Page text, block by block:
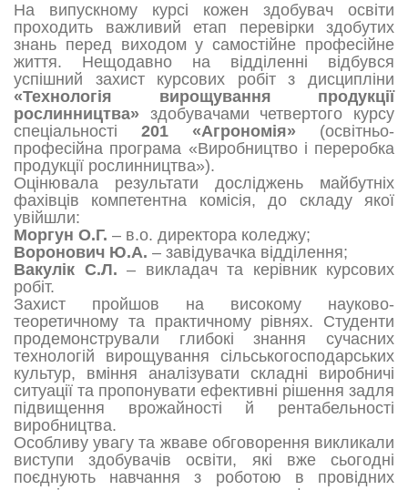
На випускному курсі кожен здобувач освіти
проходить важливий етап перевірки здобутих
знань перед виходом у самостійне професійне
життя. Нещодавно на відділенні відбувся
успішний захист курсових робіт з дисципліни
«Технологія вирощування продукції
рослинництва» здобувачами четвертого курсу
спеціальності 201 «Агрономія» (освітньо-
професійна програма «Виробництво і переробка
продукції рослинництва»).
Оцінювала результати досліджень майбутніх
фахівців компетентна комісія, до складу якої
увійшли:
Моргун О.Г. – в.о. директора коледжу;
Воронович Ю.А. – завідувачка відділення;
Вакулік С.Л. – викладач та керівник курсових
робіт.
Захист пройшов на високому науково-
теоретичному та практичному рівнях. Студенти
продемонстрували глибокі знання сучасних
технологій вирощування сільськогосподарських
культур, вміння аналізувати складні виробничі
ситуації та пропонувати ефективні рішення задля
підвищення врожайності й рентабельності
виробництва.
Особливу увагу та жваве обговорення викликали
виступи здобувачів освіти, які вже сьогодні
поєднують навчання з роботою в провідних